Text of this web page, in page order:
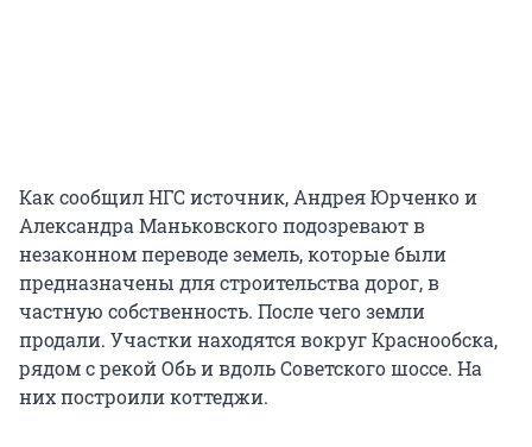
Как сообщил НГС источник, Андрея Юрченко и
Александра Маньковского подозревают в
незаконном переводе земель, которые были
предназначены для строительства дорог, в
частную собственность. После чего земли
продали. Участки находятся вокруг Краснообска,
рядом с рекой Обь и вдоль Советского шоссе. На
них построили коттеджи.